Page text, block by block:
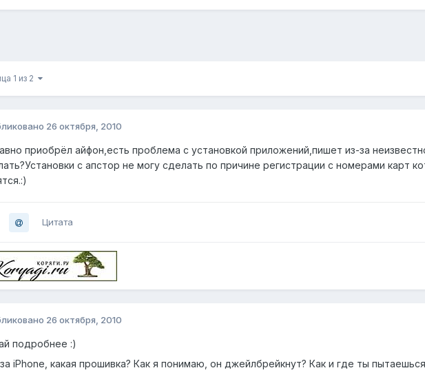
1 из 2
26 октября, 2010
приобрёл айфон,есть проблема с установкой приложений,пишет из-за
с апстор не могу сделать по причине регистрации с номерами карт
Цитата
26 октября, 2010
подробнее :)
iPhone, какая прошивка? Как я понимаю, он джейлбрейкнут? Как и где ты